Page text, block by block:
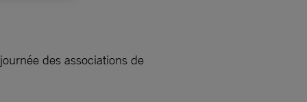
des associations de